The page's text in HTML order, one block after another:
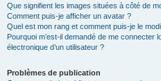
Que signifient les images situées à côté de
Comment puis-je afficher un avatar ?
Quel est mon rang et comment puis-je le
Pourquoi m’est-il demandé de me connecter
électronique d’un utilisateur ?
Problèmes de publication